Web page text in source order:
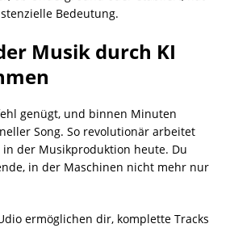
Bedeutung.
Musik durch KI
genügt, und binnen Minuten
Song. So revolutionär arbeitet
der Musikproduktion heute. Du
in der Maschinen nicht mehr nur
ermöglichen dir, komplette Tracks